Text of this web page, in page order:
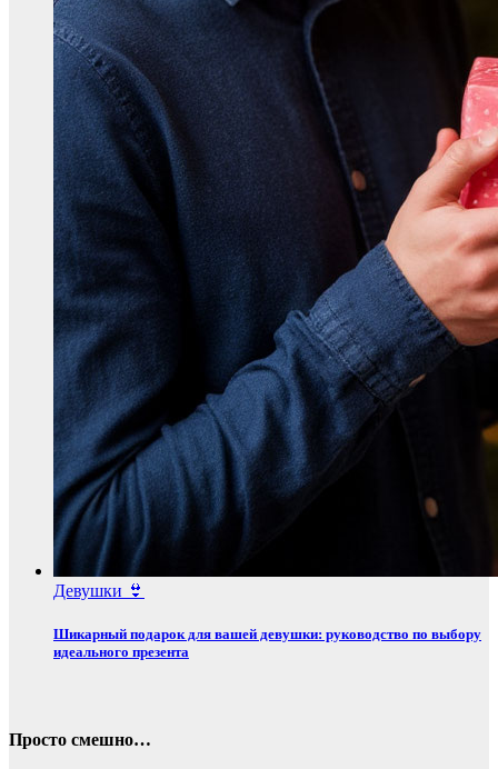
Девушки 👙
Шикарный подарок для вашей девушки: руководство по выбору
идеального презента
Просто смешно…